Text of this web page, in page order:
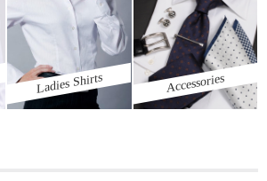
Ladies Shirts Accessories